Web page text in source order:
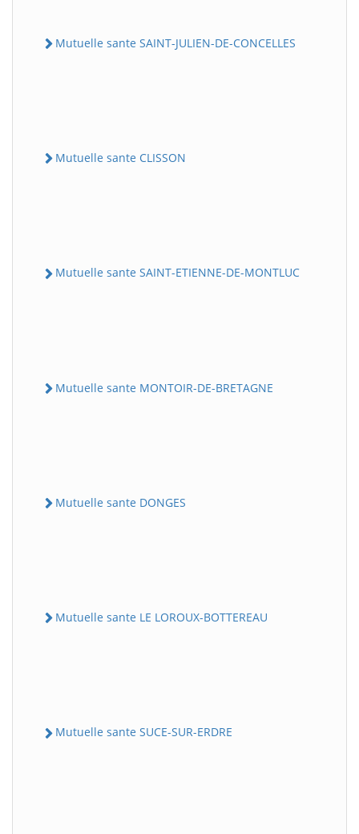
Mutuelle sante SAINT-JULIEN-DE-CONCELLES
Mutuelle sante CLISSON
Mutuelle sante SAINT-ETIENNE-DE-MONTLUC
Mutuelle sante MONTOIR-DE-BRETAGNE
Mutuelle sante DONGES
Mutuelle sante LE LOROUX-BOTTEREAU
Mutuelle sante SUCE-SUR-ERDRE